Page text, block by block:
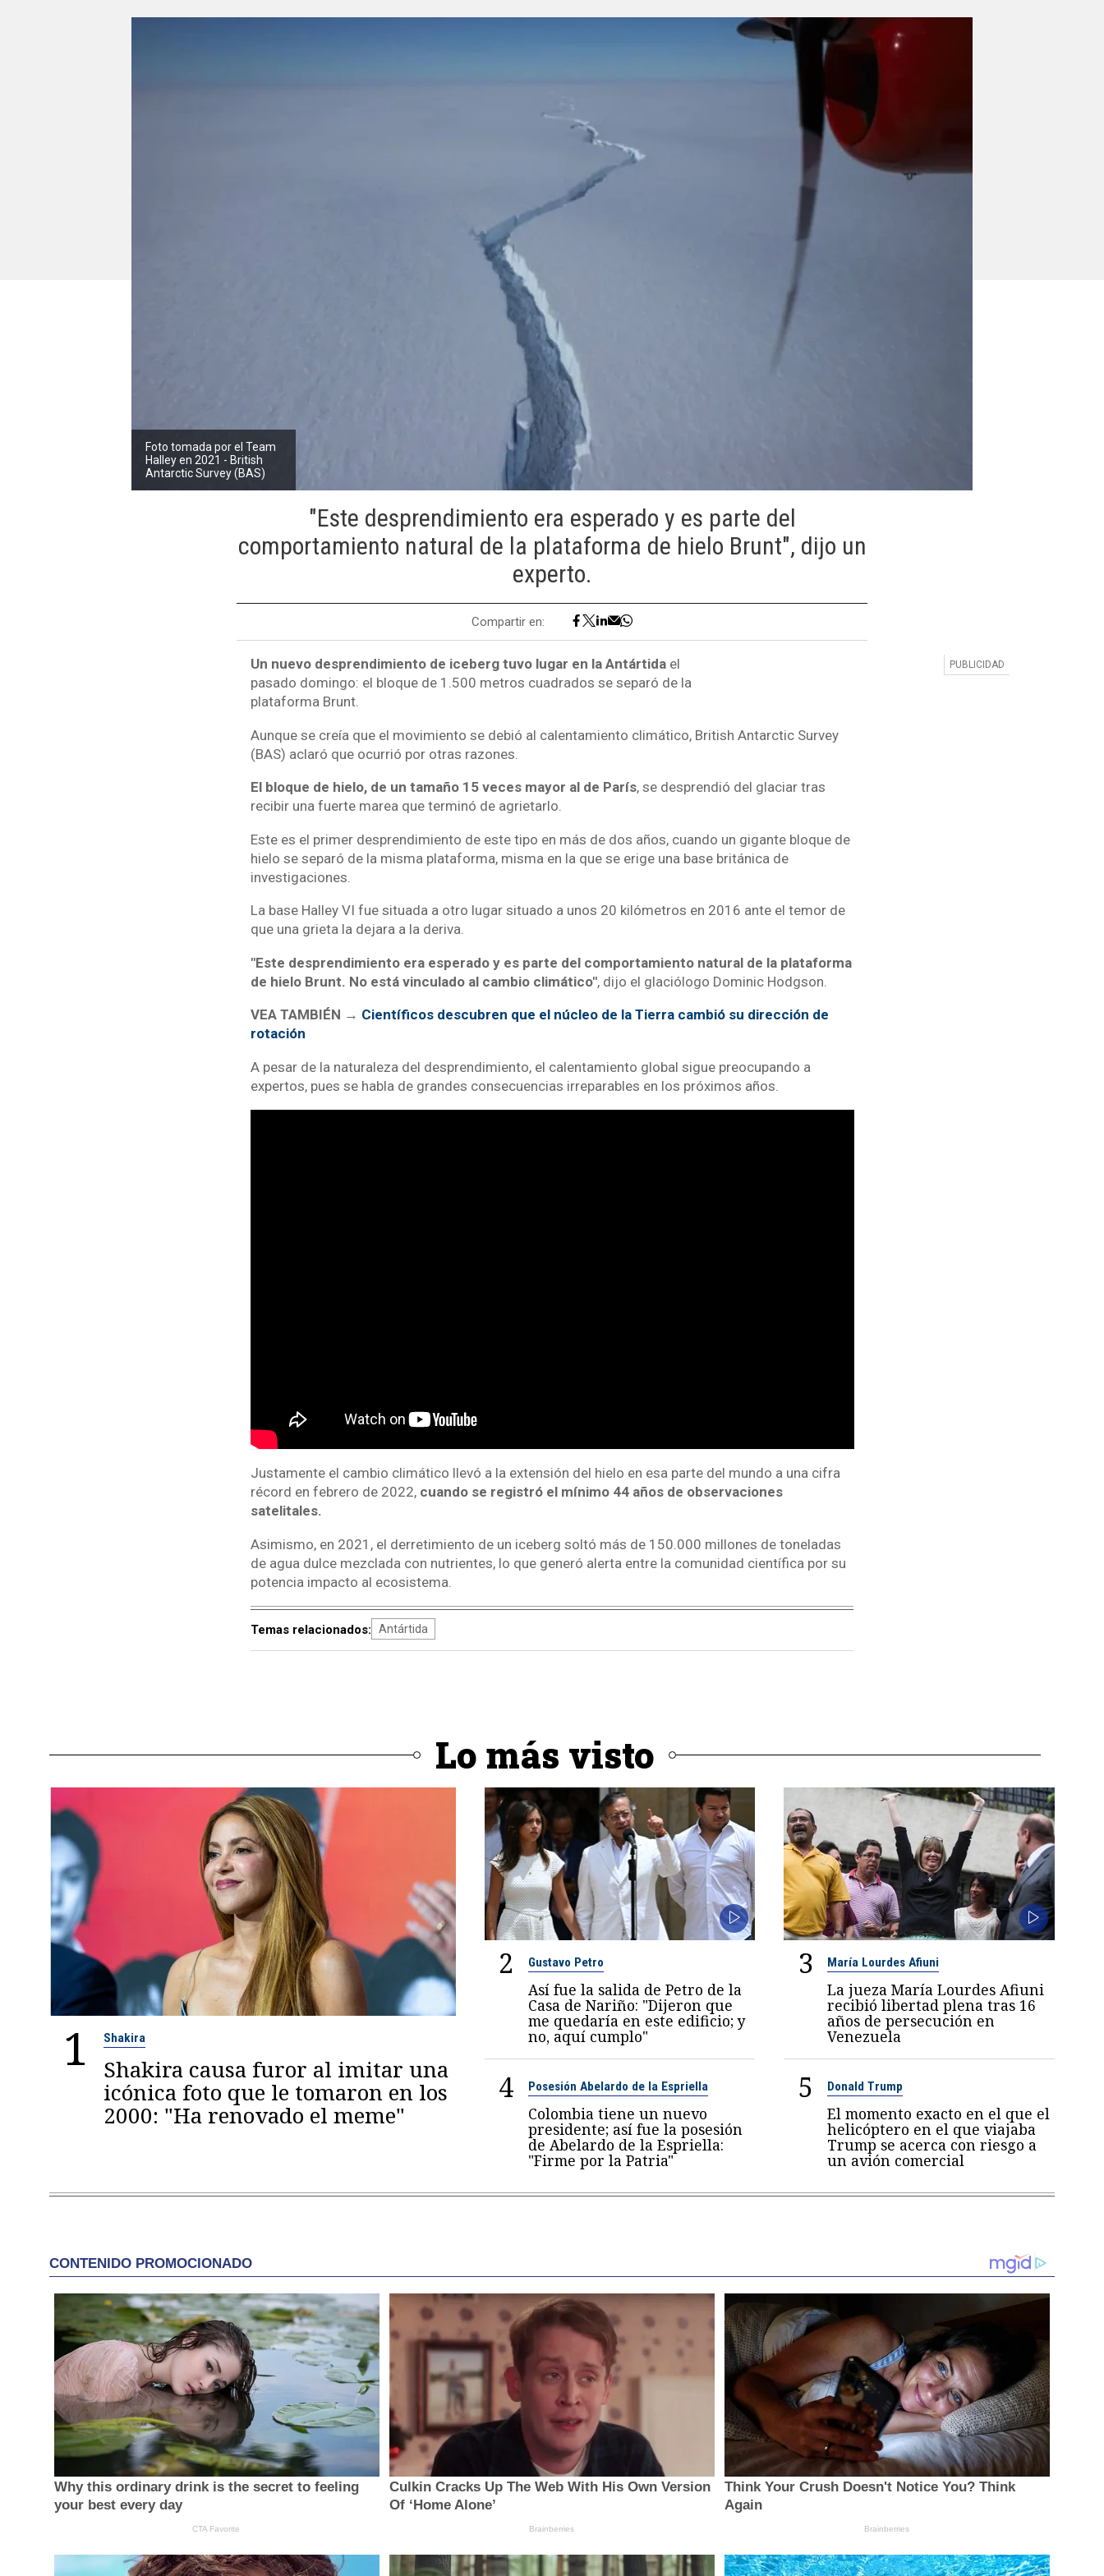
Foto tomada por el Team
Halley en 2021 - British
Antarctic Survey (BAS)
"Este desprendimiento era esperado y es parte del
comportamiento natural de la plataforma de hielo Brunt", dijo un
experto.
Compartir en:
Un nuevo desprendimiento de iceberg tuvo lugar en la Antártida el
pasado domingo: el bloque de 1.500 metros cuadrados se separó de la
plataforma Brunt.
Aunque se creía que el movimiento se debió al calentamiento climático, British Antarctic Survey
(BAS) aclaró que ocurrió por otras razones.
El bloque de hielo, de un tamaño 15 veces mayor al de París, se desprendió del glaciar tras
recibir una fuerte marea que terminó de agrietarlo.
Este es el primer desprendimiento de este tipo en más de dos años, cuando un gigante bloque de
hielo se separó de la misma plataforma, misma en la que se erige una base británica de
investigaciones.
La base Halley VI fue situada a otro lugar situado a unos 20 kilómetros en 2016 ante el temor de
que una grieta la dejara a la deriva.
"Este desprendimiento era esperado y es parte del comportamiento natural de la plataforma
de hielo Brunt. No está vinculado al cambio climático", dijo el glaciólogo Dominic Hodgson.
VEA TAMBIÉN → Científicos descubren que el núcleo de la Tierra cambió su dirección de
rotación
A pesar de la naturaleza del desprendimiento, el calentamiento global sigue preocupando a
expertos, pues se habla de grandes consecuencias irreparables en los próximos años.
Justamente el cambio climático llevó a la extensión del hielo en esa parte del mundo a una cifra
récord en febrero de 2022, cuando se registró el mínimo 44 años de observaciones
satelitales.
Asimismo, en 2021, el derretimiento de un iceberg soltó más de 150.000 millones de toneladas
de agua dulce mezclada con nutrientes, lo que generó alerta entre la comunidad científica por su
potencia impacto al ecosistema.
Temas relacionados: Antártida
Lo más visto
1 Shakira
Shakira causa furor al imitar una
icónica foto que le tomaron en los
2000: "Ha renovado el meme"
2 Gustavo Petro
Así fue la salida de Petro de la
Casa de Nariño: "Dijeron que
me quedaría en este edificio; y
no, aquí cumplo"
3 María Lourdes Afiuni
La jueza María Lourdes Afiuni
recibió libertad plena tras 16
años de persecución en
Venezuela
4 Posesión Abelardo de la Espriella
Colombia tiene un nuevo
presidente; así fue la posesión
de Abelardo de la Espriella:
"Firme por la Patria"
5 Donald Trump
El momento exacto en el que el
helicóptero en el que viajaba
Trump se acerca con riesgo a
un avión comercial